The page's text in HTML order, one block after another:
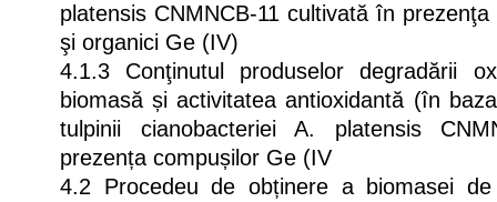
platensis CNMNCB-11 cultivată în
şi organici Ge (IV)
4.1.3 Conţinutul produselor degradării
biomasă și activitatea antioxidantă (în
tulpinii cianobacteriei A. platensis
prezența compușilor Ge (IV
4.2 Procedeu de obținere a biomasei